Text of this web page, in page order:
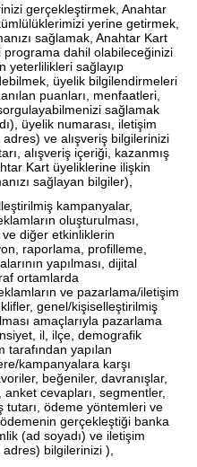
gerçekleştirmek, Anahtar
yerine getirmek,
sağlamak, Anahtar Kart
programa dahil olabileceğinizi
yeterlilikleri sağlayıp
üyelik bilgilendirmeleri
puanları, menfaatleri,
sağlamak
üyelik numarası, iletişim
ve alışveriş bilgilerinizi
alışveriş içeriği, kazanmış
Kart üyeliklerine ilişkin
sağlayan bilgiler),
kampanyalar,
oluşturulması,
diğer etkinliklerin
raporlama, profilleme,
yapılması, dijital
ortamlarda
ve pazarlama/iletişim
genel/kişiselleştirilmiş
amaçlarıyla pazarlama
il, ilçe, demografik
tarafından yapılan
kampanyalara karşı
beğeniler, davranışlar,
cevapları, segmentler,
tutarı, ödeme yöntemleri ve
gerçekleştiği banka
(ad soyadı) ve iletişim
bilgilerinizi ),